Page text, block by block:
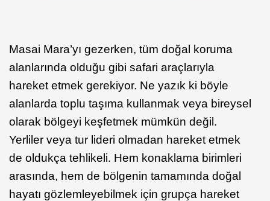
Masai Mara’yı gezerken, tüm doğal koruma
alanlarında olduğu gibi safari araçlarıyla
hareket etmek gerekiyor. Ne yazık ki böyle
alanlarda toplu taşıma kullanmak veya bireysel
olarak bölgeyi keşfetmek mümkün değil.
Yerliler veya tur lideri olmadan hareket etmek
de oldukça tehlikeli. Hem konaklama birimleri
arasında, hem de bölgenin tamamında doğal
hayatı gözlemleyebilmek için grupça hareket